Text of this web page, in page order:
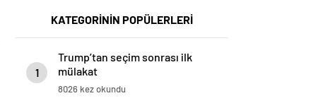
KATEGORİNİN POPÜLERLERİ
1
Trump’tan seçim sonrası ilk
mülakat
8026 kez okundu